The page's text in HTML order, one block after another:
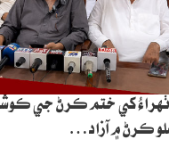
ٺهراءُ کي ختم ڪرڻ جي
ڪرڻ ۾ آزاد…